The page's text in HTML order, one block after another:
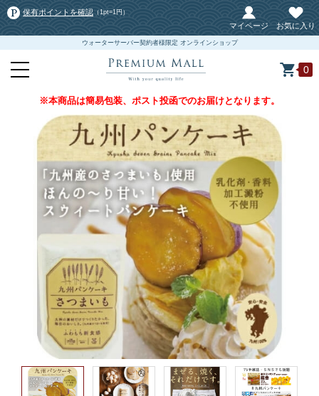
保有ポイントを確認 （1pt=1円）
マイページ お気に入り
ウォーターサーバー契約者様限定 オンラインショップ
0
※本商品は簡易包装、ポスト投函でのお届けとなります。